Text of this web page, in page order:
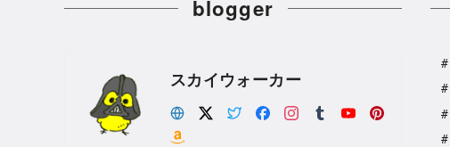
blogger
スカイウォーカー